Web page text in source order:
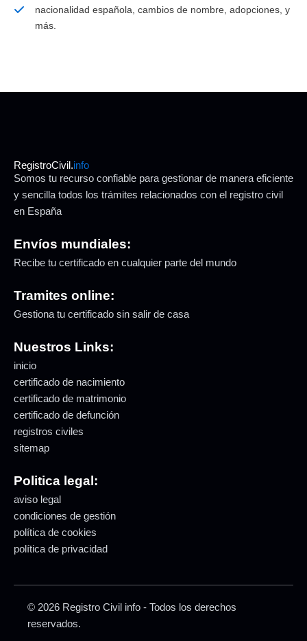
nacionalidad española, cambios de nombre, adopciones, y
más.
RegistroCivil.info
Somos tu recurso confiable para gestionar de manera eficiente
y sencilla todos los trámites relacionados con el registro civil
en España
Envíos mundiales:
Recibe tu certificado en cualquier parte del mundo
Tramites online:
Gestiona tu certificado sin salir de casa
Nuestros Links:
inicio
certificado de nacimiento
certificado de matrimonio
certificado de defunción
registros civiles
sitemap
Politica legal:
aviso legal
condiciones de gestión
política de cookies
política de privacidad
© 2026 Registro Civil info - Todos los derechos
reservados.